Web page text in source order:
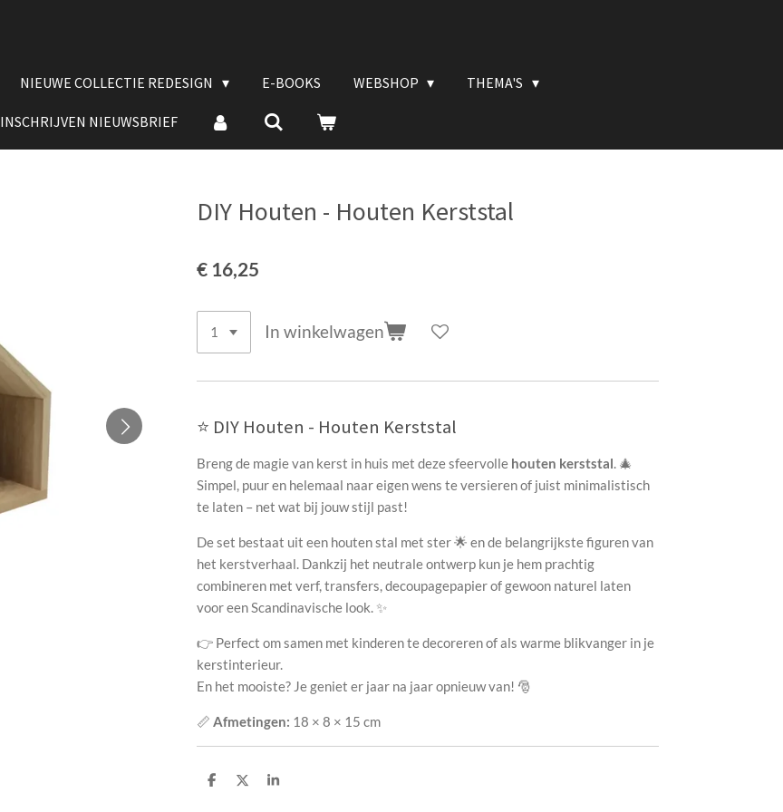
NIEUWE COLLECTIE REDESIGN E-BOOKS WEBSHOP THEMA'S
INSCHRIJVEN NIEUWSBRIEF
DIY Houten - Houten Kerststal
€ 16,25
In winkelwagen
⭐ DIY Houten - Houten Kerststal
Breng de magie van kerst in huis met deze sfeervolle houten kerststal. 🎄
Simpel, puur en helemaal naar eigen wens te versieren of juist minimalistisch
te laten – net wat bij jouw stijl past!
De set bestaat uit een houten stal met ster 🌟 en de belangrijkste figuren van
het kerstverhaal. Dankzij het neutrale ontwerp kun je hem prachtig
combineren met verf, transfers, decoupagepapier of gewoon naturel laten
voor een Scandinavische look. ✨
👉 Perfect om samen met kinderen te decoreren of als warme blikvanger in je
kerstinterieur.
En het mooiste? Je geniet er jaar na jaar opnieuw van! 🎅
📏 Afmetingen: 18 × 8 × 15 cm
D
D
S